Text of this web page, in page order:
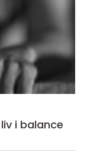
til et liv i balance